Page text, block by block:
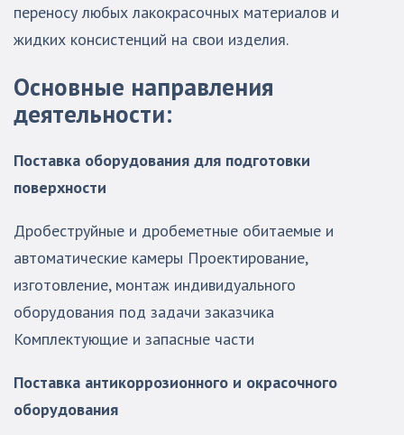
переносу любых лакокрасочных материалов и
жидких консистенций на свои изделия.
Основные направления
деятельности:
Поставка оборудования для подготовки
поверхности
Дробеструйные и дробеметные обитаемые и
автоматические камеры Проектирование,
изготовление, монтаж индивидуального
оборудования под задачи заказчика
Комплектующие и запасные части
Поставка антикоррозионного и окрасочного
оборудования